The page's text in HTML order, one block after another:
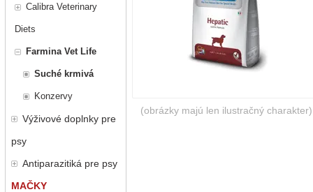
Calibra Veterinary
Diets
Farmina Vet Life
Suché krmivá
Konzervy
Výživové doplnky pre
psy
Antiparazitiká pre psy
MAČKY
(obrázky majú len ilustračný charakter)